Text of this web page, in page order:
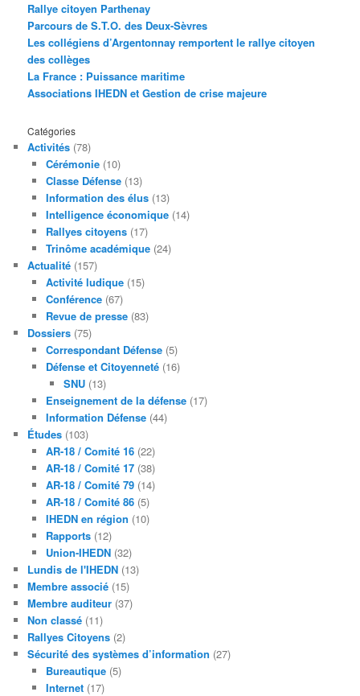
Rallye citoyen Parthenay
Parcours de S.T.O. des Deux-Sèvres
Les collégiens d’Argentonnay remportent le rallye citoyen
des collèges
La France : Puissance maritime
Associations IHEDN et Gestion de crise majeure
Catégories
Activités (78)
Cérémonie(10)
Classe Défense(13)
Information des élus(13)
Intelligence économique(14)
Rallyes citoyens(17)
Trinôme académique(24)
Actualité (157)
Activité ludique(15)
Conférence(67)
Revue de presse(83)
Dossiers (75)
Correspondant Défense(5)
Défense et Citoyenneté(16)
SNU (13)
Enseignement de la défense(17)
Information Défense(44)
Études (103)
AR-18 / Comité 16(22)
AR-18 / Comité 17(38)
AR-18 / Comité 79(14)
AR-18 / Comité 86(5)
IHEDN en région (10)
Rapports(12)
Union-IHEDN(32)
Lundis de l'IHEDN (13)
Membre associé (15)
Membre auditeur (37)
Non classé (11)
Rallyes Citoyens (2)
Sécurité des systèmes d’information (27)
Bureautique(5)
Internet(17)